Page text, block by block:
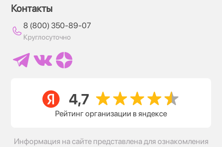
Контакты
8 (800) 350-89-07
Круглосуточно
Рейтинг организации в яндексе
Информация на сайте представлена для ознакомления